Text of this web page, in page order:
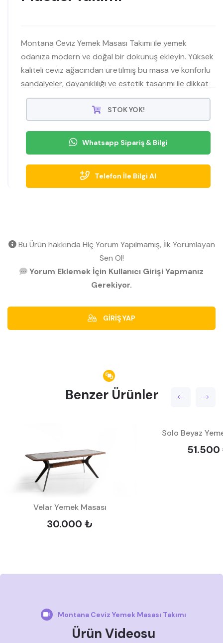
Montana Ceviz Yemek Masası Takımı ile yemek
odanıza modern ve doğal bir dokunuş ekleyin. Yüksek
kaliteli ceviz ağacından üretilmiş bu masa ve konforlu
sandalyeler, dayanıklılığı ve estetik tasarımı ile dikkat
çekiyor. Evinize sıcak bir atmosfer katın. Hemen şimdi
STOK YOK!
Whatsapp Sipariş & Bilgi
Telefon İle Bilgi Al
Bu Ürün hakkında Hiç Yorum Yapılmamış, İlk Yorumlayan
Sen Ol!
Yorum Eklemek İçin Kullanıcı Girişi Yapmanız
Gerekiyor.
GİRİŞ YAP
Benzer Ürünler
Velar Yemek Masası
30.000 ₺
Solo Beyaz
Montana Ceviz Yemek Masası Takımı
Ürün Videosu